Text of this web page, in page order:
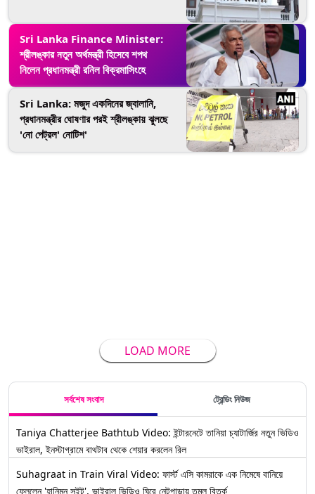
Sri Lanka Finance Minister:
শ্রীলঙ্কার নতুন অর্থমন্ত্রী হিসেবে শপথ
নিলেন প্রধানমন্ত্রী রনিল বিক্রমাসিংহে
Sri Lanka: মজুদ একদিনের জ্বালানি,
প্রধানমন্ত্রীর ঘোষণার পরই শ্রীলঙ্কায় ঝুলছে
'নো পেট্রল' নোটিশ'
LOAD MORE
সর্বশেষ সংবাদ ট্রেন্ডিং নিউজ
Taniya Chatterjee Bathtub Video: ইন্টারনেটে তানিয়া চ্যাটার্জির নতুন ভিডিও
ভাইরাল, ইনস্টাগ্রামে বাথটাব থেকে শেয়ার করলেন রিল
Suhagraat in Train Viral Video: ফার্স্ট এসি কামরাকে এক নিমেষে বানিয়ে
ফেললেন 'হানিমুন সুইট', ভাইরাল ভিডিও ঘিরে নেটপাড়ায় তুমুল বিতর্ক